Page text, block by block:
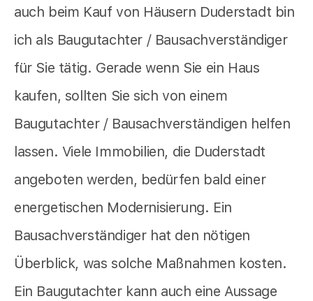
auch beim Kauf von Häusern Duderstadt bin
ich als Baugutachter / Bausachverständiger
für Sie tätig. Gerade wenn Sie ein Haus
kaufen, sollten Sie sich von einem
Baugutachter / Bausachverständigen helfen
lassen. Viele Immobilien, die Duderstadt
angeboten werden, bedürfen bald einer
energetischen Modernisierung. Ein
Bausachverständiger hat den nötigen
Überblick, was solche Maßnahmen kosten.
Ein Baugutachter kann auch eine Aussage